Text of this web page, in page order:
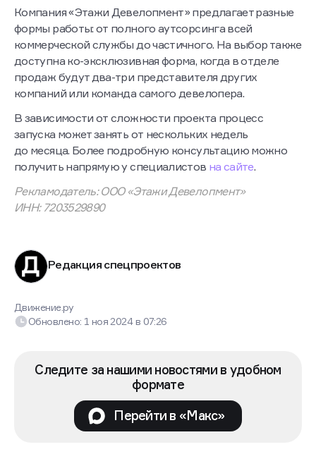
Компания «Этажи Девелопмент» предлагает разные
формы работы: от полного аутсорсинга всей
коммерческой службы до частичного. На выбор также
доступна ко-эксклюзивная форма, когда в отделе
продаж будут два-три представителя других
компаний или команда самого девелопера.
В зависимости от сложности проекта процесс
запуска может занять от нескольких недель
до месяца. Более подробную консультацию можно
получить напрямую у специалистов на сайте.
Рекламодатель: ООО «Этажи Девелопмент»
ИНН: 7203529890
Редакция спецпроектов
Движение.ру
Обновлено: 1 ноя 2024в 07:26
Следите за нашими новостями в удобном
формате
Перейти в «Макс»